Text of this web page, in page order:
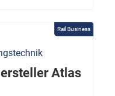
Rail Business
Atlas